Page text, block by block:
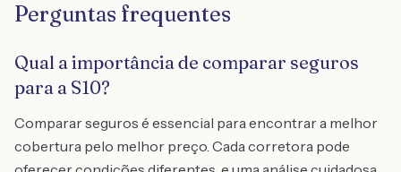
Perguntas frequentes
Qual a importância de comparar seguros
para a S10?
Comparar seguros é essencial para encontrar a melhor
cobertura pelo melhor preço. Cada corretora pode